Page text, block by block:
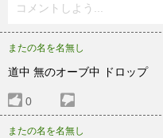
コメントしよう...
またの名を名無し
道中 無のオーブ中 ドロップ
0
またの名を名無し